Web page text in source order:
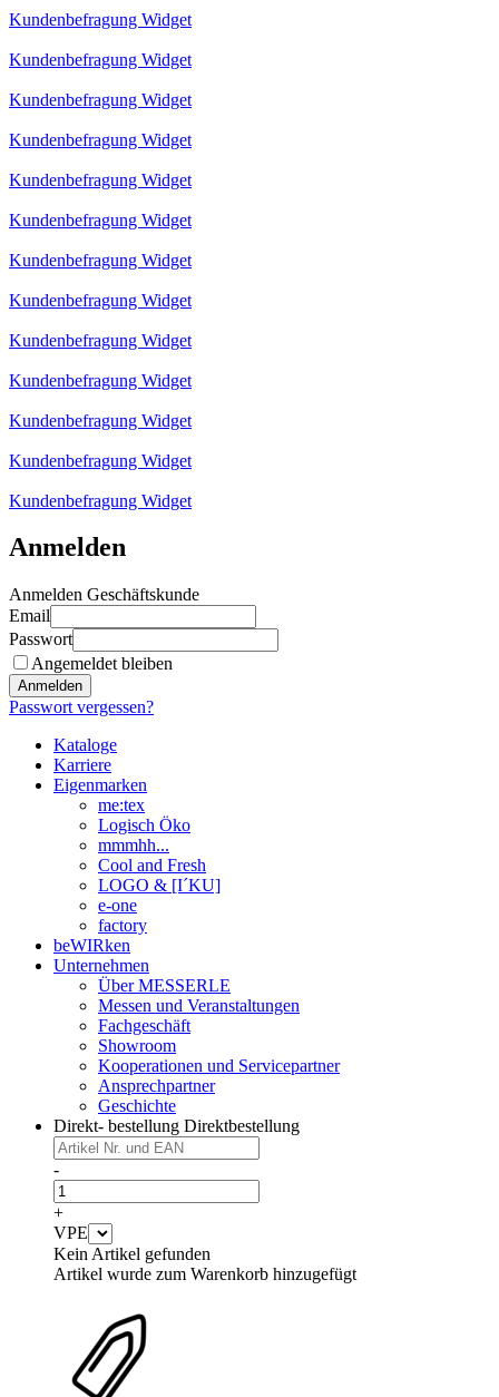
Kundenbefragung Widget
Kundenbefragung Widget
Kundenbefragung Widget
Kundenbefragung Widget
Kundenbefragung Widget
Kundenbefragung Widget
Kundenbefragung Widget
Kundenbefragung Widget
Kundenbefragung Widget
Kundenbefragung Widget
Kundenbefragung Widget
Kundenbefragung Widget
Kundenbefragung Widget
Anmelden
Anmelden Geschäftskunde
Email
Passwort
Angemeldet bleiben
Anmelden
Passwort vergessen?
Kataloge
Karriere
Eigenmarken
me:tex
Logisch Öko
mmmhh...
Cool and Fresh
LOGO & [I´KU]
e-one
factory
beWIRken
Unternehmen
Über MESSERLE
Messen und Veranstaltungen
Fachgeschäft
Showroom
Kooperationen und Servicepartner
Ansprechpartner
Geschichte
Direkt- bestellung Direktbestellung
-
+
VPE
Kein Artikel gefunden
Artikel wurde zum Warenkorb hinzugefügt